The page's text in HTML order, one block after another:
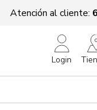
Atención al cliente:
Login